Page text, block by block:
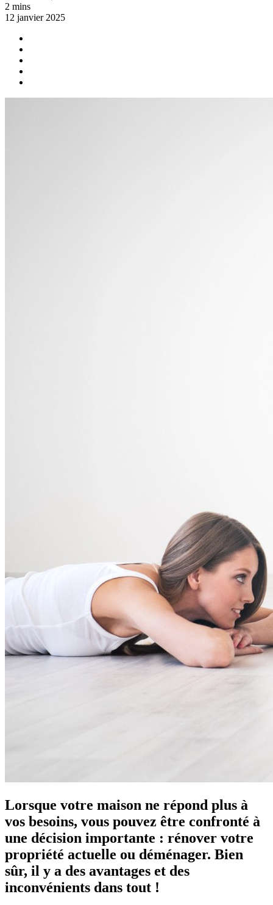
2 mins
12 janvier 2025
Lorsque votre maison ne répond plus à
vos besoins, vous pouvez être confronté à
une décision importante : rénover votre
propriété actuelle ou déménager. Bien
sûr, il y a des avantages et des
inconvénients dans tout !